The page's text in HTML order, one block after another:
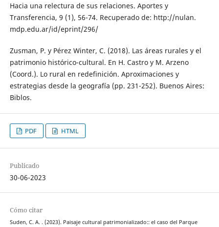
Hacia una relectura de sus relaciones. Aportes y
Transferencia, 9 (1), 56-74. Recuperado de: http://nulan.
mdp.edu.ar/id/eprint/296/
Zusman, P. y Pérez Winter, C. (2018). Las áreas rurales y el
patrimonio histórico-cultural. En H. Castro y M. Arzeno
(Coord.). Lo rural en redefinición. Aproximaciones y
estrategias desde la geografía (pp. 231-252). Buenos Aires:
Biblos.
PDF HTML
Publicado
30-06-2023
Cómo citar
Suden, C. A. . (2023). Paisaje cultural patrimonializado:: el caso del Parque